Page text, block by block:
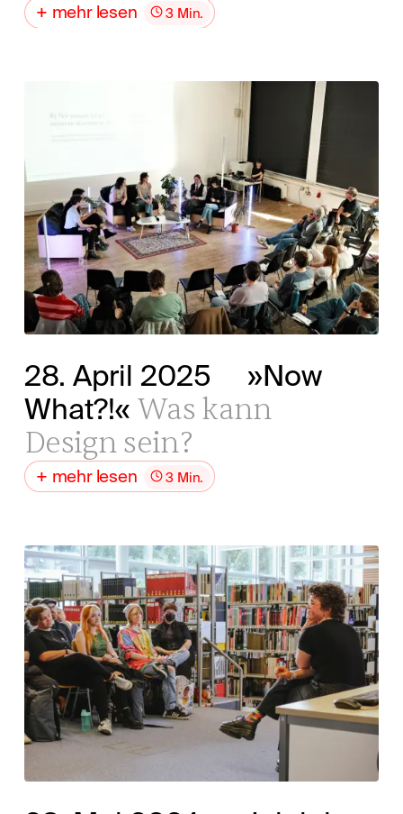
mehr lesen 3 Min.
28. April 2025
»Now
What?!« Was kann
Design sein?
mehr lesen 3 Min.